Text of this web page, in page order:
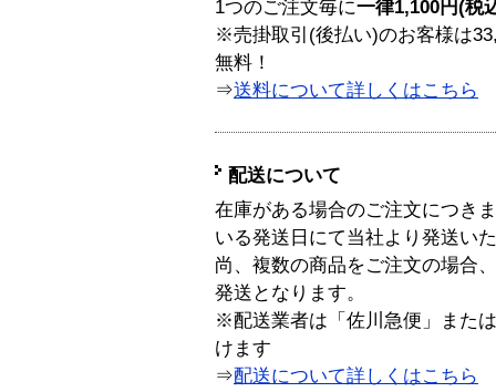
1つのご注文毎に一律1,100円(税
※売掛取引(後払い)のお客様は
無料！
⇒送料について詳しくはこちら
配送について
在庫がある場合のご注文につき
いる発送日にて当社より発送い
尚、複数の商品をご注文の場合
発送となります。
※配送業者は「佐川急便」また
けます
⇒配送について詳しくはこちら